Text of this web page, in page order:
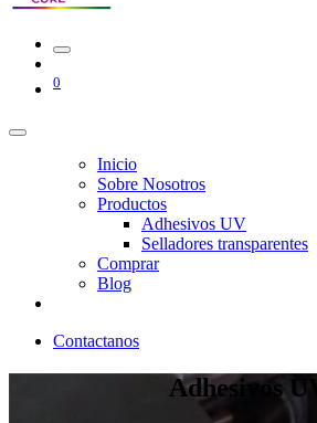
0
Inicio
Sobre Nosotros
Productos
Adhesivos UV
Selladores transparentes
Comprar
Blog
Contactanos
Adhesivos UV